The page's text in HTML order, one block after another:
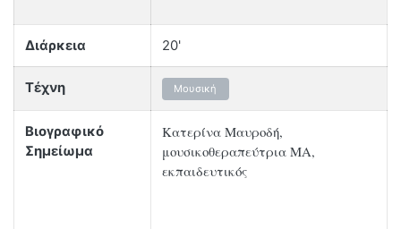
Διάρκεια 20'
Τέχνη Μουσική
Βιογραφικό
Σημείωμα
Κατερίνα Μαυροδή,
μουσικοθεραπεύτρια ΜΑ,
εκπαιδευτικός